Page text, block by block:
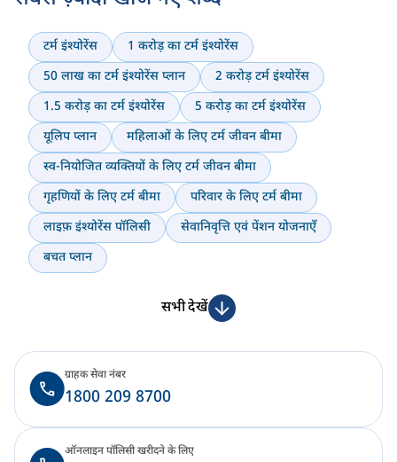
टर्म इंश्योरेंस
1 करोड़ का टर्म इंश्योरेंस
50 लाख का टर्म इंश्योरेंस प्लान
2 करोड़ टर्म इंश्योरेंस
1.5 करोड़ का टर्म इंश्योरेंस
5 करोड़ का टर्म इंश्योरेंस
यूलिप प्लान
महिलाओं के लिए टर्म जीवन बीमा
स्व-नियोजित व्यक्तियों के लिए टर्म जीवन बीमा
गृहणियों के लिए टर्म बीमा
परिवार के लिए टर्म बीमा
लाइफ़ इंश्योरेंस पॉलिसी
सेवानिवृत्ति एवं पेंशन योजनाएँ
बचत प्लान
सभी देखें
1800 209 8700
ग्राहक सेवा नंबर
ऑनलाइन पॉलिसी खरीदने के लिए